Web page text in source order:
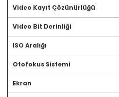
Video Kayıt Çözünürlüğü
Video Bit Derinliği
ISO Aralığı
Otofokus Sistemi
Ekran